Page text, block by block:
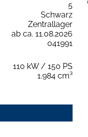
5
Schwarz
Zentrallager
ab ca. 11.08.2026
041991
110 kW / 150 PS
1.984 cm³